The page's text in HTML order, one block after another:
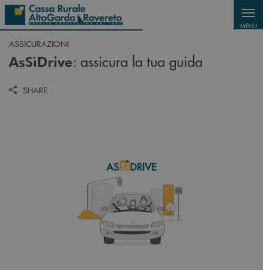
Salta al contenuto principale
MENU
ASSICURAZIONI
AsSìDrive: assicura la tua guida
SHARE